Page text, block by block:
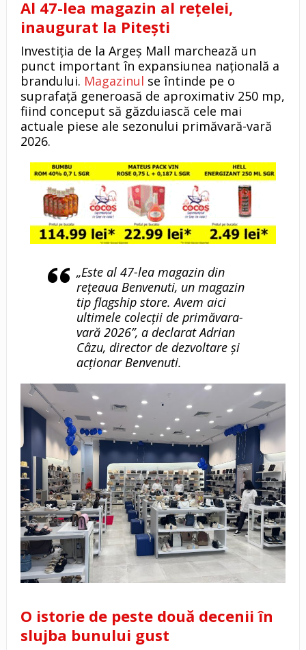
Al 47-lea magazin al rețelei,
inaugurat la Pitești
Investiția de la Argeș Mall marchează un
punct important în expansiunea națională a
brandului. Magazinul se întinde pe o
suprafață generoasă de aproximativ 250 mp,
fiind conceput să găzduiască cele mai
actuale piese ale sezonului primăvară-vară
2026.
„Este al 47-lea magazin din
rețeaua Benvenuti, un magazin
tip flagship store. Avem aici
ultimele colecții de primăvara-
vară 2026”, a declarat Adrian
Câzu, director de dezvoltare și
acționar Benvenuti.
O istorie de peste două decenii în
slujba bunului gust